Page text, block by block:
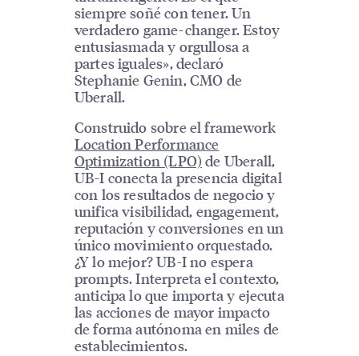
siempre soñé con tener. Un
verdadero game-changer. Estoy
entusiasmada y orgullosa a
partes iguales», declaró
Stephanie Genin, CMO de
Uberall.
Construido sobre el framework
Location Performance
Optimization (LPO) de Uberall,
UB-I conecta la presencia digital
con los resultados de negocio y
unifica visibilidad, engagement,
reputación y conversiones en un
único movimiento orquestado.
¿Y lo mejor? UB-I no espera
prompts. Interpreta el contexto,
anticipa lo que importa y ejecuta
las acciones de mayor impacto
de forma autónoma en miles de
establecimientos.